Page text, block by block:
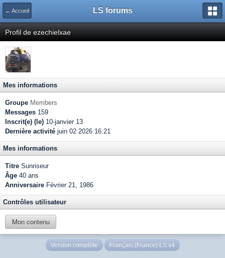
← Accueil LS forums
Profil de ezechielxae
Mes informations
Groupe Members
Messages 159
Inscrit(e) (le) 10-janvier 13
Dernière activité juin 02 2026 16:21
Mes informations
Titre Sunriseur
Âge 40 ans
Anniversaire Février 21, 1986
Contrôles utilisateur
Mon contenu
Version complète Français (France) LS v4